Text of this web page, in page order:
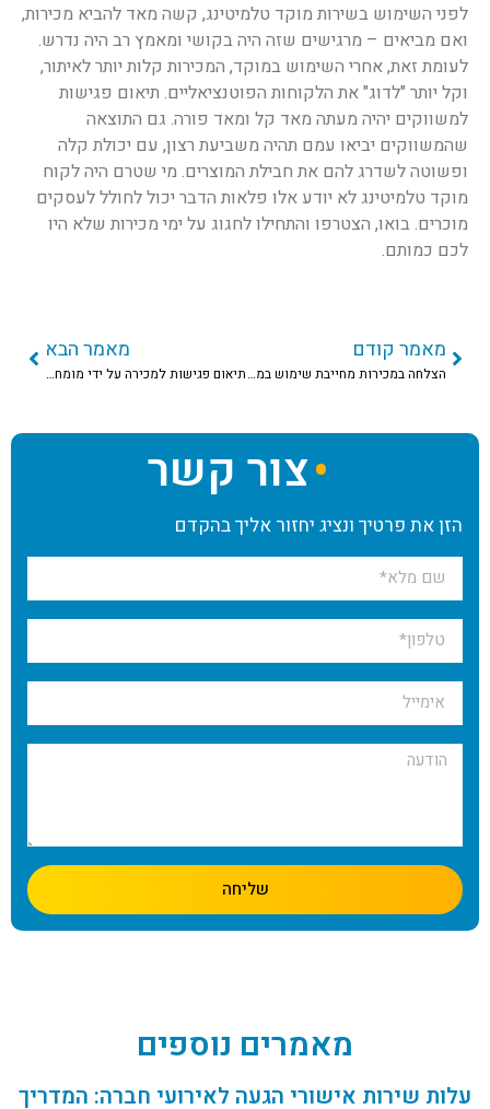
לפני השימוש בשירות מוקד טלמיטינג, קשה מאד להביא מכירות,
ואם מביאים – מרגישים שזה היה בקושי ומאמץ רב היה נדרש.
לעומת זאת, אחרי השימוש במוקד, המכירות קלות יותר לאיתור,
וקל יותר "לדוג" את הלקוחות הפוטנציאליים. תיאום פגישות
למשווקים יהיה מעתה מאד קל ומאד פורה. גם התוצאה
שהמשווקים יביאו עמם תהיה משביעת רצון, עם יכולת קלה
ופשוטה לשדרג להם את חבילת המוצרים. מי שטרם היה לקוח
מוקד טלמיטינג לא יודע אלו פלאות הדבר יכול לחולל לעסקים
מוכרים. בואו, הצטרפו והתחילו לחגוג על ימי מכירות שלא היו
לכם כמותם.
מאמר קודם
הצלחה במכירות מחייבת שימוש במוקד טלמיטינג מבוסס טיוב נתונים
מאמר הבא
תיאום פגישות למכירה על ידי מומחי הטלמיטינג
צור קשר
הזן את פרטיך ונציג יחזור אליך בהקדם
שליחה
מאמרים נוספים
עלות שירות אישורי הגעה לאירועי חברה: המדריך